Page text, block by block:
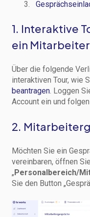
1. Interaktive
ein
Über die folgende
interaktiven Tour, wie
beantragen. Loggen
Account ein und
2.
Möchten Sie ein
vereinbaren, öffnen
„ Personalbereich/
Sie den Button